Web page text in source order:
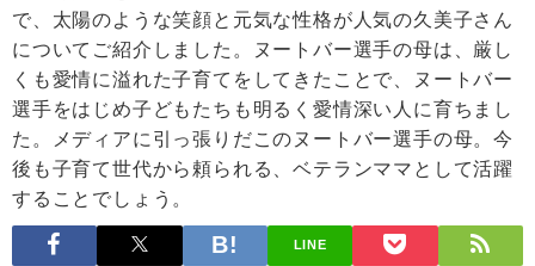
で、太陽のような笑顔と元気な性格が人気の久美子さん
についてご紹介しました。ヌートバー選手の母は、厳し
くも愛情に溢れた子育てをしてきたことで、ヌートバー
選手をはじめ子どもたちも明るく愛情深い人に育ちまし
た。メディアに引っ張りだこのヌートバー選手の母。今
後も子育て世代から頼られる、ベテランママとして活躍
することでしょう。
LINE